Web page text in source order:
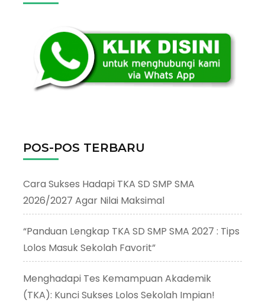
POS-POS TERBARU
Cara Sukses Hadapi TKA SD SMP SMA
2026/2027 Agar Nilai Maksimal
“Panduan Lengkap TKA SD SMP SMA 2027 : Tips
Lolos Masuk Sekolah Favorit”
Menghadapi Tes Kemampuan Akademik
(TKA): Kunci Sukses Lolos Sekolah Impian!